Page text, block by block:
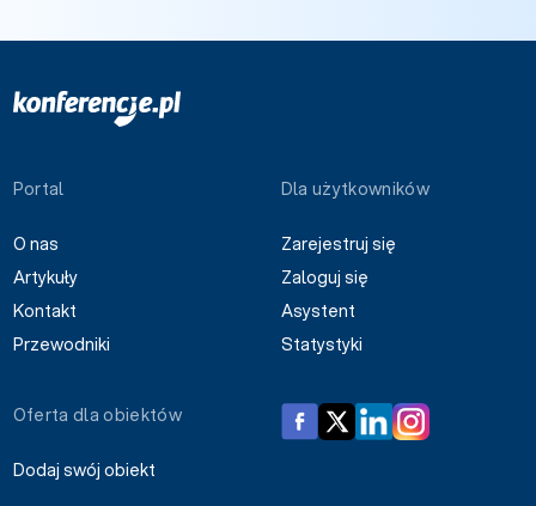
Portal
O nas
Artykuły
Kontakt
Przewodniki
Dla użytkowników
Zarejestruj się
Zaloguj się
Asystent
Statystyki
Oferta dla obiektów
Dodaj swój obiekt